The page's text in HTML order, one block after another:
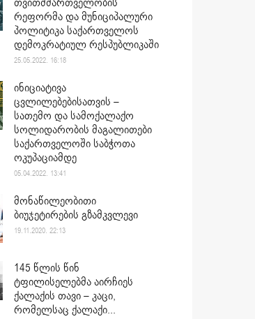
თვითმმართველობის
რეფორმა და მუნიციპალური
პოლიტიკა საქართველოს
დემოკრატიულ რესპუბლიკაში
25.05.2022. 16:18
ინიციატივა
ცვლილებებისათვის –
სათემო და სამოქალაქო
სოლიდარობის მაგალითები
საქართველოში საბჭოთა
ოკუპაციამდე
05.04.2022. 13:41
მონაწილეობითი
ბიუჯეტირების გზამკვლევი
19.11.2020. 22:13
145 წლის წინ
ტფილისელებმა აირჩიეს
ქალაქის თავი – კაცი,
რომელსაც ქალაქი...